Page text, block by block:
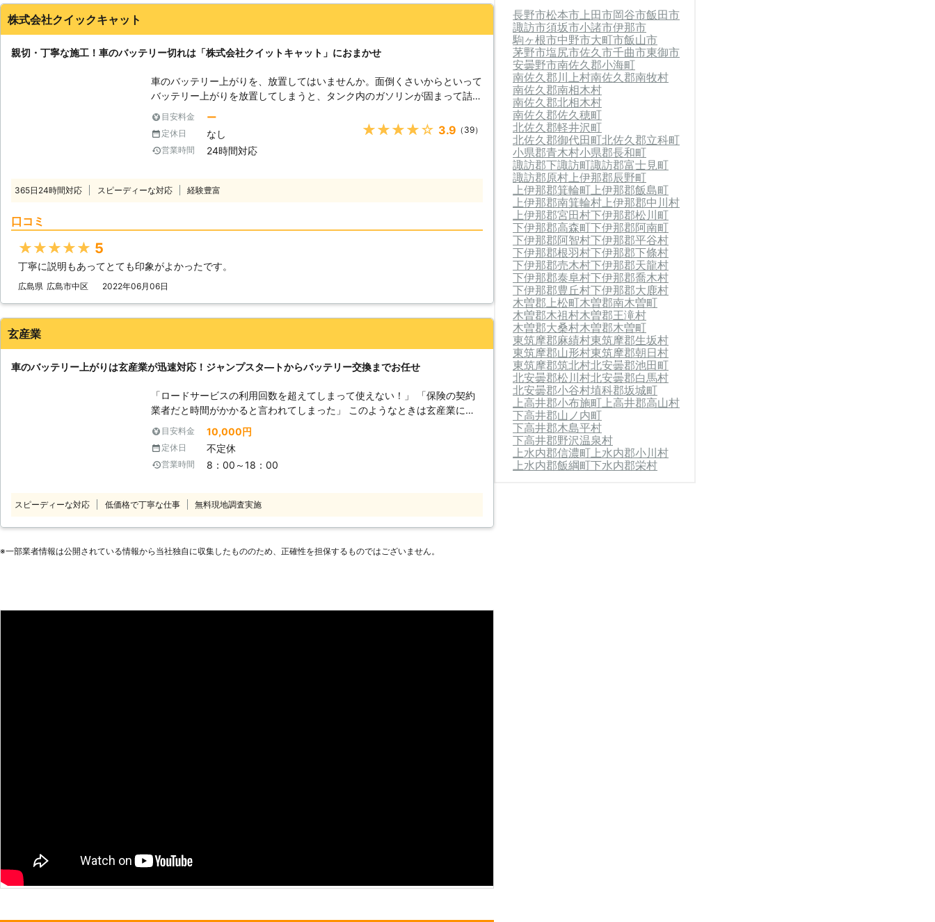
株式会社クイックキャット
親切・丁寧な施工！車のバッテリー切れは「株式会社クイットキャット」におまかせ
車のバッテリー上がりを、放置してはいませんか。面倒くさいからといって
バッテリー上がりを放置してしまうと、タンク内のガソリンが固まって詰ま
りを引き起こす恐れがあります。そのため、車のバッテリー上がりはすぐに
でも解消する必要があるのです。 もしも車のバッテリー切れが起きたとき
は、「株式会社クイックキャット」におまかせください！ ●車のバッテリ
ーが上がるのは充電がなくなったから 車のバッテリーが上がってしまうの
ッテリー内の電気を利用して動きだすので、バッテリー内の電気がなくなっ
てしまうと、車は動かなくなります。 またエンジンだけではなくカーナビ
動かなくなってしまいます。 ●24時間365日で対応可能！突然の事態にも
いときです。実際に運転をしようとしたその瞬間に気が付くので、時間的に
余裕がないことも多いでしょう。 そんなときこそ、弊社「株式会社クイッ
ただきますので、車のバッテリーが上がった時はぜひ弊社をご利用ください
目安料金 ー
定休日 なし
営業時間 24時間対応
★★★★★ 3.9 （39）
365日24時間対応 スピーディーな対応 経験豊富
口コミ
★★★★★ 5
丁寧に説明もあってとても印象がよかったです。
広島県 広島市中区 2022年06月06日
玄産業
車のバッテリー上がりは玄産業が迅速対応！ジャンプスタ―トからバッテリー交換までお任せ
「ロードサービスの利用回数を超えてしまって使えない！」 「保険の契約
業者だと時間がかかると言われてしまった」 このようなときは玄産業にご
連絡ください！車のバッテリーが上がってエンジンがかからない時、エンジ
ン始動のお手伝いします。富山市に拠点を構える当店なら市内は最短1時間
で駆け付けできるので、お急ぎの時もお任せください。 対応に伺うのは、
自動車整備経験のある当店のスタッフです。整備士資格をもっていて車の知
た、車のバッテリー交換も対応しており、カーショップやディーラーに寄る
手間もかかりません。車が突然動かなくなると困ってしまいますよね。まず
はお気軽にご連絡ください。
目安料金 10,000円
定休日 不定休
営業時間 8：00～18：00
スピーディーな対応 低価格で丁寧な仕事 無料現地調査実施
※⼀部業者情報は公開されている情報から当社独⾃に収集したもののため、正確性を担保するものではございません。
長野市松本市 上田市岡谷市飯田市
諏訪市須坂市小諸市伊那市
駒ヶ根市中野市大町市飯山市
茅野市塩尻市佐久市千曲市東御市
安曇野市南佐久郡小海町
南佐久郡川上村南佐久郡南牧村
南佐久郡南相木村
南佐久郡北相木村
南佐久郡佐久穂町
北佐久郡軽井沢町
北佐久郡御代田町北佐久郡立科町
小県郡青木村小県郡長和町
諏訪郡下諏訪町諏訪郡富士見町
諏訪郡原村 上伊那郡辰野町
上伊那郡箕輪町 上伊那郡飯島町
上伊那郡南箕輪村 上伊那郡中川村
上伊那郡宮田村下伊那郡松川町
下伊那郡高森町下伊那郡阿南町
下伊那郡阿智村下伊那郡平谷村
下伊那郡根羽村下伊那郡下條村
下伊那郡売木村下伊那郡天龍村
下伊那郡泰阜村下伊那郡喬木村
下伊那郡豊丘村下伊那郡大鹿村
木曽郡上松町木曽郡南木曽町
木曽郡木祖村木曽郡王滝村
木曽郡大桑村木曽郡木曽町
東筑摩郡麻績村東筑摩郡生坂村
東筑摩郡山形村東筑摩郡朝日村
東筑摩郡筑北村北安曇郡池田町
北安曇郡松川村北安曇郡白馬村
北安曇郡小谷村埴科郡坂城町
上高井郡小布施町 上高井郡高山村
下高井郡山ノ内町
下高井郡木島平村
下高井郡野沢温泉村
上水内郡信濃町 上水内郡小川村
上水内郡飯綱町下水内郡栄村